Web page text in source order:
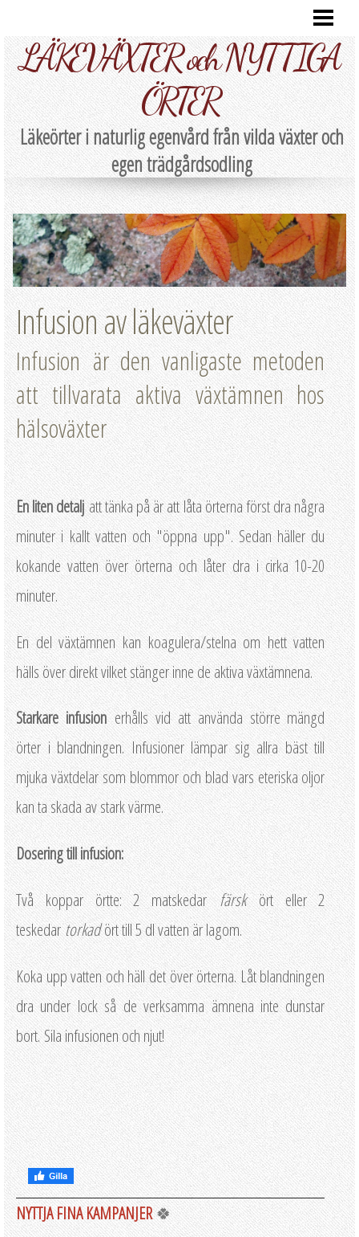
RECEPT
LÄKEÖRTER A-Ö
NATURLIG EGENVÅRD
EGENSKAPER
BEREDNING
SKÖRDA/FÖRVARA
PARTNERS
LÄKEVÄXTER och NYTTIGA
ÖRTER
Läkeörter i naturlig egenvård från vilda växter och
egen trädgårdsodling
Infusion av läkeväxter
Infusion är den vanligaste metoden
att tillvarata aktiva växtämnen hos
hälsoväxter
En liten detaljatt tänka på är att låta örterna först dra några
minuter i kallt vatten och "öppna upp". Sedan häller du
kokande vatten över örterna och låter dra i cirka 10-20
minuter.
En del växtämnen kan koagulera/stelna om hett vatten
hälls över direkt vilket stänger inne de aktiva växtämnena.
Starkare infusionerhålls vid att använda större mängd
örter i blandningen. Infusioner lämpar sig allra bäst till
mjuka växtdelar som blommor och blad vars eteriska oljor
kan ta skada av stark värme.
Dosering till infusion:
Två koppar örtte: 2 matskedar färskört eller 2
teskedartorkadört till 5 dl vatten är lagom.
Koka upp vatten och häll det över örterna. Låt blandningen
dra under lock så de verksamma ämnena inte dunstar
bort. Sila infusionen och njut!
NYTTJA FINA KAMPANJER🍀